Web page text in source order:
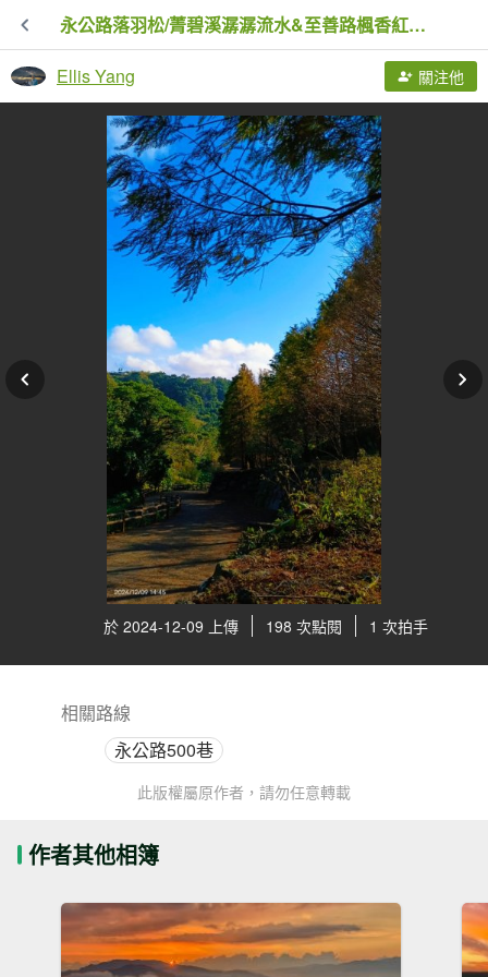
永公路落羽松/菁碧溪潺潺流水&至善路楓香紅了！
Ellis Yang 關注他
於 2024-12-09 上傳 198 次點閱 1 次拍手
相關路線
永公路500巷
此版權屬原作者，請勿任意轉載
作者其他相簿